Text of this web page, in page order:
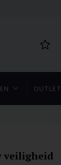
OUTLET
veiligheid